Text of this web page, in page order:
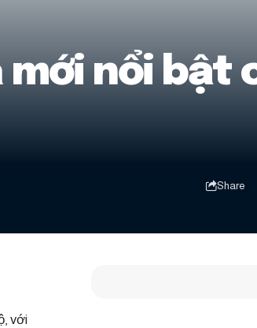
nổi bật
Share
với